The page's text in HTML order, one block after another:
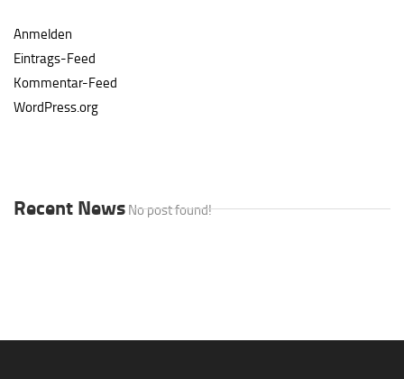
Anmelden
Eintrags-Feed
Kommentar-Feed
WordPress.org
Recent NewsNo post found!